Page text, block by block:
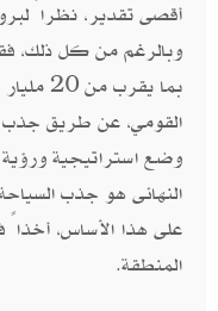
أقصى تقدير، نظراً
وبالرغم من كل ذلك،
بما
وضع استراتيجية
النهائى هو جذب السياحة
على هذا الأساس، أخذاً
المنطقة.